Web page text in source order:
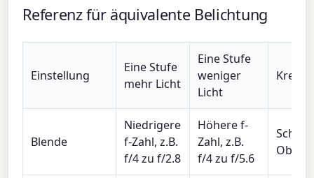
Referenz für äquivalente Belichtung
Einstellung
Eine Stufe
mehr Licht
Eine Stufe
weniger
Licht
Blende
Niedrigere
f-Zahl, z.B.
f/4 zu f/2.8
Höhere f-
Zahl, z.B.
f/4 zu f/5.6